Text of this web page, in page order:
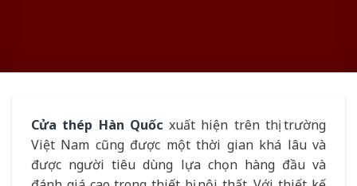
Cửa thép Hàn Quốc xuất hiện trên thị trường
Việt Nam cũng được một thời gian khá lâu và
được người tiêu dùng lựa chọn hàng đầu và